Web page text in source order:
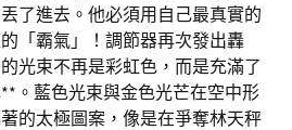
了進去。他必須用自己最真實的
「霸氣」！調節器再次發出轟
光束不再是彩虹色，而是充滿了
。藍色光束與金色光芒在空中形
的太極圖案，像是在爭奪林天秤